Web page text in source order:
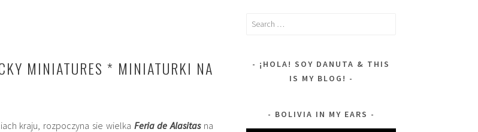
MINIATURES * MINIATURKI NA
kraju, rozpoczyna sie wielka Feria de Alasitasna
Search
¡HOLA! SOY DANUTA & THIS
IS MY BLOG!
BOLIVIA IN MY EARS